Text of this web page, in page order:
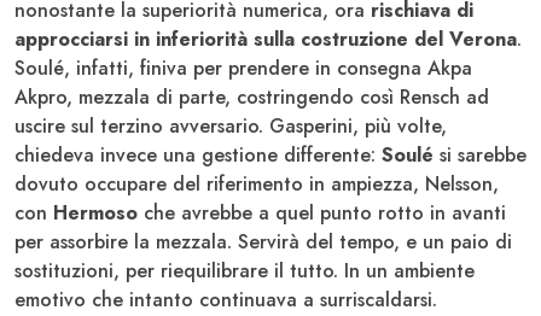
nonostante la superiorità numerica, ora rischiava di
approcciarsi in inferiorità sulla costruzione del Verona.
Soulé, infatti, finiva per prendere in consegna Akpa
Akpro, mezzala di parte, costringendo così Rensch ad
uscire sul terzino avversario. Gasperini, più volte,
chiedeva invece una gestione differente: Soulé si sarebbe
dovuto occupare del riferimento in ampiezza, Nelsson,
con Hermoso che avrebbe a quel punto rotto in avanti
per assorbire la mezzala. Servirà del tempo, e un paio di
sostituzioni, per riequilibrare il tutto. In un ambiente
emotivo che intanto continuava a surriscaldarsi.